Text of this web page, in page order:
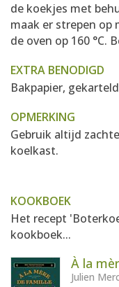
de koekjes met
maak er strepen op
de oven op 160 °C.
EXTRA BENODIGD
Bakpapier,
OPMERKING
Gebruik altijd
koelkast.
KOOKBOEK
Het recept
kookboek...
À la
Julien